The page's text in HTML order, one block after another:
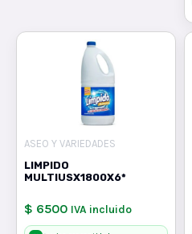
ASEO Y VARIEDADES
LIMPIDO
MULTIUSX1800X6*
$ 6500 IVA incluido